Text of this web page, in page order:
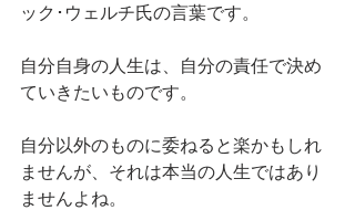
ック･ウェルチ氏の言葉です。
自分自身の人生は、自分の責任で決め
ていきたいものです。
自分以外のものに委ねると楽かもしれ
ませんが、それは本当の人生ではあり
ませんよね。